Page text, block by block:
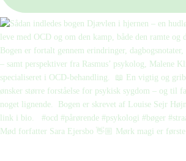
Mød forfatter Sara Ejersbo 👋🏼 Mørk magi er første